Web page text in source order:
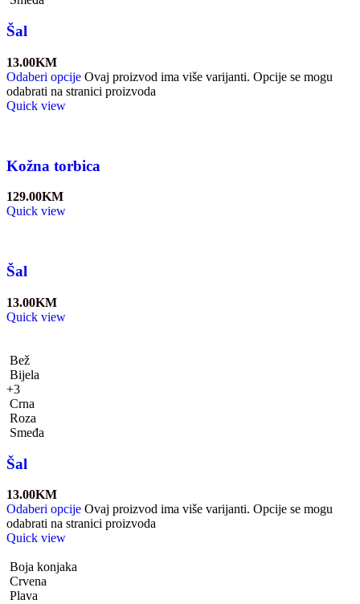
Šal
13.00KM
Odaberi opcije Ovaj proizvod ima više varijanti. Opcije se mogu
odabrati na stranici proizvoda
Quick view
Kožna torbica
129.00KM
Quick view
Šal
13.00KM
Quick view
Bež
Bijela
+3
Crna
Roza
Smeđa
Šal
13.00KM
Odaberi opcije Ovaj proizvod ima više varijanti. Opcije se mogu
odabrati na stranici proizvoda
Quick view
Boja konjaka
Crvena
Plava